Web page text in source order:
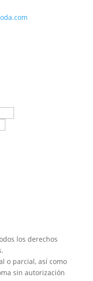
los derechos
o parcial, así como
sin autorización